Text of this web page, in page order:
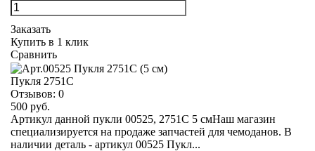
Заказать
Купить в 1 клик
Сравнить
Пукля 2751С
Отзывов: 0
500 руб.
Артикул данной пукли 00525, 2751С 5 смНаш магазин
специализируется на продаже запчастей для чемоданов. В
наличии деталь - артикул 00525 Пукл...